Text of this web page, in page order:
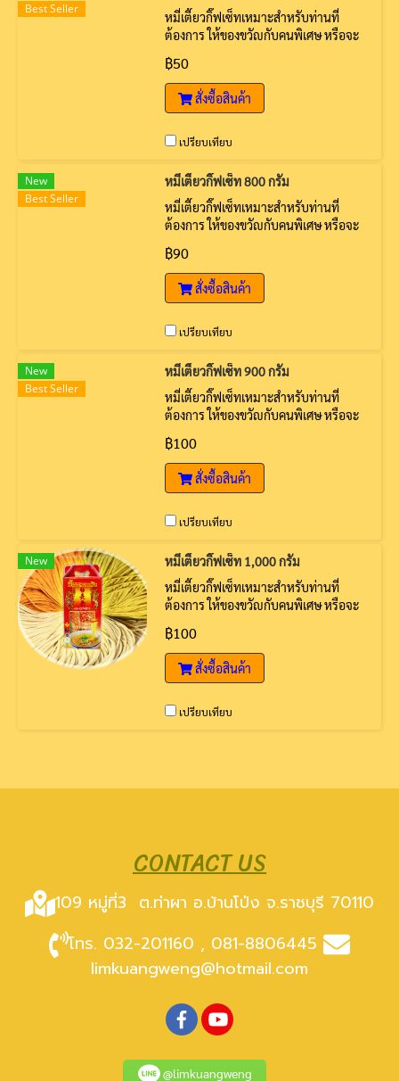
Best Seller
หมี่เตี๊ยวกิ๊ฟเซ็ทเหมาะสำหรับท่านที่
ต้องการ ให้ของขวัญกับคนพิเศษ หรือจะ
ใช้ในงานมงคลต่างๆ
฿50
สั่งซื้อสินค้า
เปรียบเทียบ
New
Best Seller
หมี่เตี๊ยวกิ๊ฟเซ็ท 800 กรัม
หมี่เตี๊ยวกิ๊ฟเซ็ทเหมาะสำหรับท่านที่
ต้องการ ให้ของขวัญกับคนพิเศษ หรือจะ
ใช้ในงานมงคลต่างๆ
฿90
สั่งซื้อสินค้า
เปรียบเทียบ
New
Best Seller
หมี่เตี๊ยวกิ๊ฟเซ็ท 900 กรัม
หมี่เตี๊ยวกิ๊ฟเซ็ทเหมาะสำหรับท่านที่
ต้องการ ให้ของขวัญกับคนพิเศษ หรือจะ
ใช้ในงานมงคลต่างๆ
฿100
สั่งซื้อสินค้า
เปรียบเทียบ
New
หมี่เตี๊ยวกิ๊ฟเซ็ท 1,000 กรัม
หมี่เตี๊ยวกิ๊ฟเซ็ทเหมาะสำหรับท่านที่
ต้องการ ให้ของขวัญกับคนพิเศษ หรือจะ
ใช้ในงานมงคลต่างๆ
฿100
สั่งซื้อสินค้า
เปรียบเทียบ
CONTACT US
109 หมู่ที่3 ต.ท่าผา อ.บ้านโป่ง จ.ราชบุรี 70110
โทร. 032-201160 , 081-8806445
limkuangweng@hotmail.com
@limkuangweng